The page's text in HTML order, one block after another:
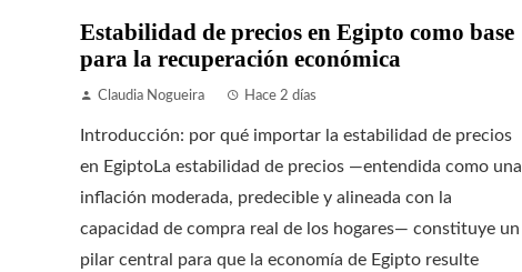
Estabilidad de precios en Egipto como base
para la recuperación económica
Claudia Nogueira Hace 2 días
Introducción: por qué importar la estabilidad de precios
en EgiptoLa estabilidad de precios —entendida como una
inflación moderada, predecible y alineada con la
capacidad de compra real de los hogares— constituye un
pilar central para que la economía de Egipto resulte